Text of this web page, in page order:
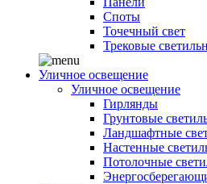
Споты
Точечный свет
Трековые
Уличное освещение
Уличное освещение
Гирлянды
Грунтовые
Ландшафтные
Настенные
Потолочные